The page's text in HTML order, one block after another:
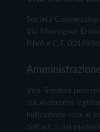
Società Cooperativa
Via Monsignor
P.IVA e C.F.
Vita Trentina
cui al decreto
Indicazione resa ai
dell'art. 5 del